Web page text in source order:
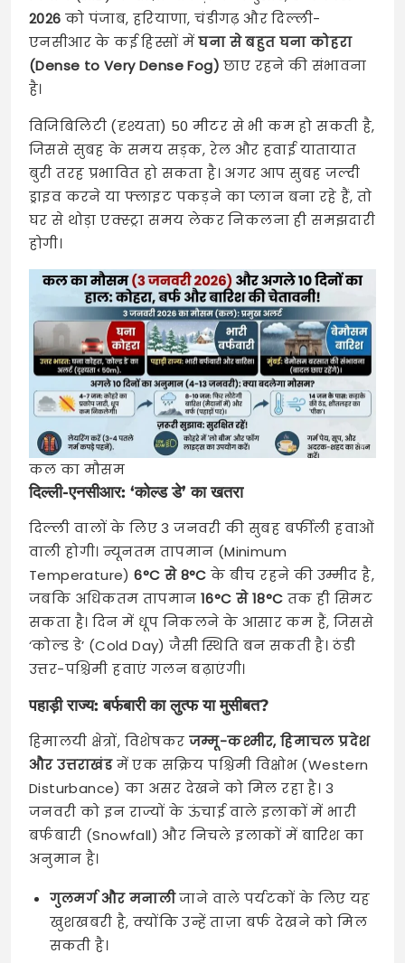
2026 को पंजाब, हरियाणा, चंडीगढ़ और दिल्ली-
एनसीआर के कई हिस्सों मेंघना से बहुत घना कोहरा
(Dense to Very Dense Fog) छाए रहने की संभावना
है।
विजिबिलिटी (दृश्यता) 50 मीटर से भी कम हो सकती है,
जिससे सुबह के समय सड़क, रेल और हवाई यातायात
बुरी तरह प्रभावित हो सकता है। अगर आप सुबह जल्दी
ड्राइव करने या फ्लाइट पकड़ने का प्लान बना रहे हैं, तो
घर से थोड़ा एक्स्ट्रा समय लेकर निकलना ही समझदारी
होगी।
कल का मौसम
दिल्ली-एनसीआर: ‘कोल्ड डे’ का खतरा
दिल्ली वालों के लिए 3 जनवरी की सुबह बर्फीली हवाओं
वाली होगी। न्यूनतम तापमान (Minimum
Temperature)6°C से 8°C के बीच रहने की उम्मीद है,
जबकि अधिकतम तापमान 16°C से 18°C तक ही सिमट
सकता है। दिन में धूप निकलने के आसार कम हैं, जिससे
‘कोल्ड डे’ (Cold Day) जैसी स्थिति बन सकती है। ठंडी
उत्तर-पश्चिमी हवाएं गलन बढ़ाएंगी।
पहाड़ी राज्य: बर्फबारी का लुत्फ या मुसीबत?
हिमालयी क्षेत्रों, विशेषकर जम्मू-कश्मीर, हिमाचल प्रदेश
और उत्तराखंडमें एक सक्रिय पश्चिमी विक्षोभ (Western
Disturbance) का असर देखने को मिल रहा है। 3
जनवरी को इन राज्यों के ऊंचाई वाले इलाकों में भारी
बर्फबारी (Snowfall) और निचले इलाकों में बारिश का
अनुमान है।
गुलमर्ग और मनालीजाने वाले पर्यटकों के लिए यह
खुशखबरी है, क्योंकि उन्हें ताज़ा बर्फ देखने को मिल
सकती है।